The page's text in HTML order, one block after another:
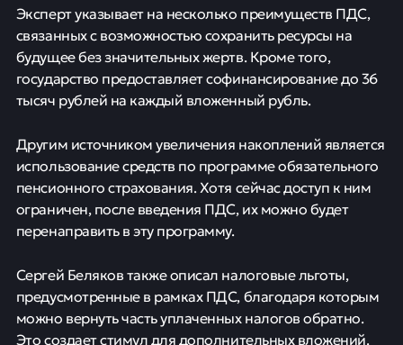
Эксперт указывает на несколько преимуществ ПДС,
связанных с возможностью сохранить ресурсы на
будущее без значительных жертв. Кроме того,
государство предоставляет софинансирование до 36
тысяч рублей на каждый вложенный рубль.
Другим источником увеличения накоплений является
использование средств по программе обязательного
пенсионного страхования. Хотя сейчас доступ к ним
ограничен, после введения ПДС, их можно будет
перенаправить в эту программу.
Сергей Беляков также описал налоговые льготы,
предусмотренные в рамках ПДС, благодаря которым
можно вернуть часть уплаченных налогов обратно.
Это создает стимул для дополнительных вложений.